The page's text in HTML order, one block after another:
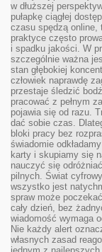
w dłuższej
pułapkę ciągłej
czasu spędzą online,
praktyce często
i spadku jakości. W
szczególnie ważna
stan głębokiej
człowiek naprawdę
przestaje śledzić
pracować z pełnym
pojawia się od razu.
dać sobie czas.
bloki pracy bez
świadomie
karty i skupiamy się
nauczyć się
pilnych. Świat
wszystko jest
spraw może
cały dzień, bez
wiadomość wymaga
Nie każdy alert
własnych zasad